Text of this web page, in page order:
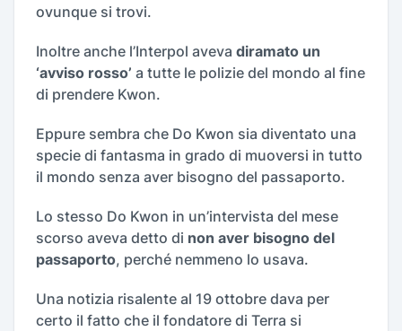
ovunque si trovi.
Inoltre anche l’Interpol aveva diramato un
‘avviso rosso’ a tutte le polizie del mondo al fine
di prendere Kwon.
Eppure sembra che Do Kwon sia diventato una
specie di fantasma in grado di muoversi in tutto
il mondo senza aver bisogno del passaporto.
Lo stesso Do Kwon in un’intervista del mese
scorso aveva detto di non aver bisogno del
passaporto, perché nemmeno lo usava.
Una notizia risalente al 19 ottobre dava per
certo il fatto che il fondatore di Terra si